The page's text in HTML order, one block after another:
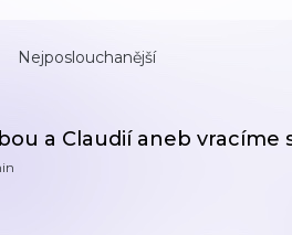
Nejposlouchanější
a Claudií aneb